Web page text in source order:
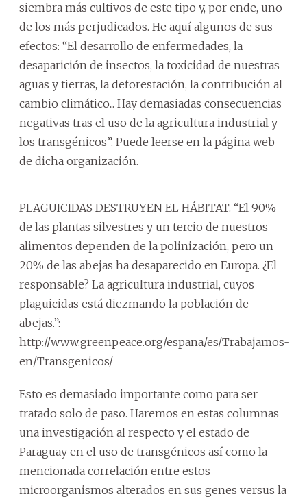
siembra más cultivos de este tipo y, por ende, uno
de los más perjudicados. He aquí algunos de sus
efectos: “El desarrollo de enfermedades, la
desaparición de insectos, la toxicidad de nuestras
aguas y tierras, la deforestación, la contribución al
cambio climático... Hay demasiadas consecuencias
negativas tras el uso de la agricultura industrial y
los transgénicos”. Puede leerse en la página web
de dicha organización.
PLAGUICIDAS DESTRUYEN EL HÁBITAT. “El 90%
de las plantas silvestres y un tercio de nuestros
alimentos dependen de la polinización, pero un
20% de las abejas ha desaparecido en Europa. ¿El
responsable? La agricultura industrial, cuyos
plaguicidas está diezmando la población de
abejas.”:
http://www.greenpeace.org/espana/es/Trabajamos-
en/Transgenicos/
Esto es demasiado importante como para ser
tratado solo de paso. Haremos en estas columnas
una investigación al respecto y el estado de
Paraguay en el uso de transgénicos así como la
mencionada correlación entre estos
microorganismos alterados en sus genes versus la